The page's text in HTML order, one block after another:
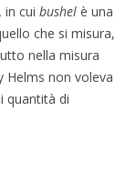
in cui bushel è una
che si misura,
nella misura
Helms non voleva
quantità di